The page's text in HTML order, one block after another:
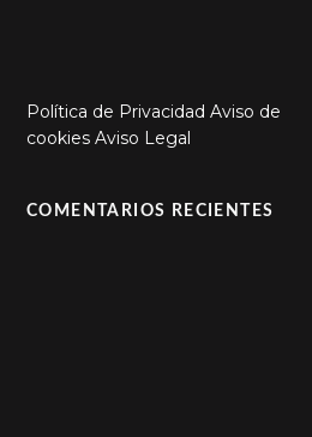
Política de Privacidad Aviso de
cookies Aviso Legal
COMENTARIOS RECIENTES